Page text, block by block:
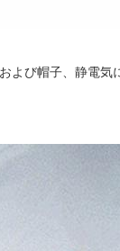
び帽子、静電気